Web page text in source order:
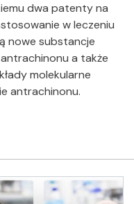
dwa patenty na
w leczeniu
nowe substancje
a także
molekularne
antrachinonu.